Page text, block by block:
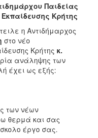
Παιδείας
Κρήτης
η Αντιδήμαρχος
στο νέο
Κρήτης κ.
ανάληψης των
έχει ως εξής:
των νέων
θερμά και σας
έργο σας.